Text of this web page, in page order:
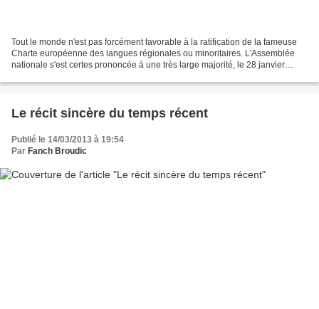
Tout le monde n'est pas forcément favorable à la ratification de la fameuse
Charte européenne des langues régionales ou minoritaires. L'Assemblée
nationale s'est certes prononcée à une très large majorité, le 28 janvier
Le récit sincère du temps récent
Publié le 14/03/2013 à 19:54
Par Fanch Broudic